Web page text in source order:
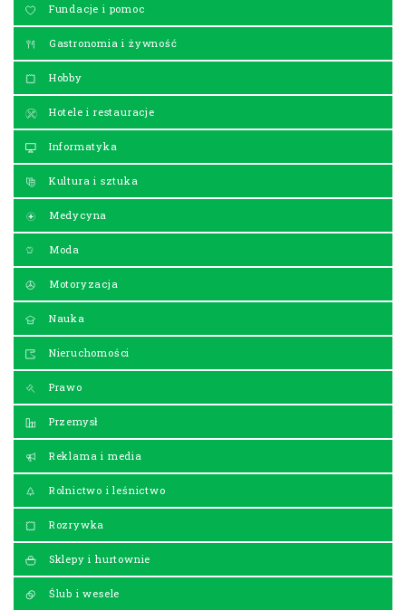
Fundacje i pomoc
Gastronomia i żywność
Hobby
Hotele i restauracje
Informatyka
Kultura i sztuka
Medycyna
Moda
Motoryzacja
Nauka
Nieruchomości
Prawo
Przemysł
Reklama i media
Rolnictwo i leśnictwo
Rozrywka
Sklepy i hurtownie
Ślub i wesele